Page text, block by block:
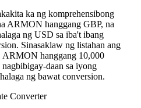
ka ng komprehensibong
ARMON hanggang GBP, na
ng USD sa iba't ibang
Sinasaklaw ng listahan ang
ARMON hanggang 10,000
daan sa iyong
ng bawat conversion.
Converter